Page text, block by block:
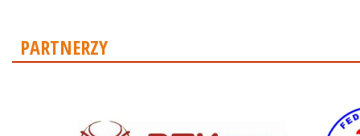
PARTNERZY